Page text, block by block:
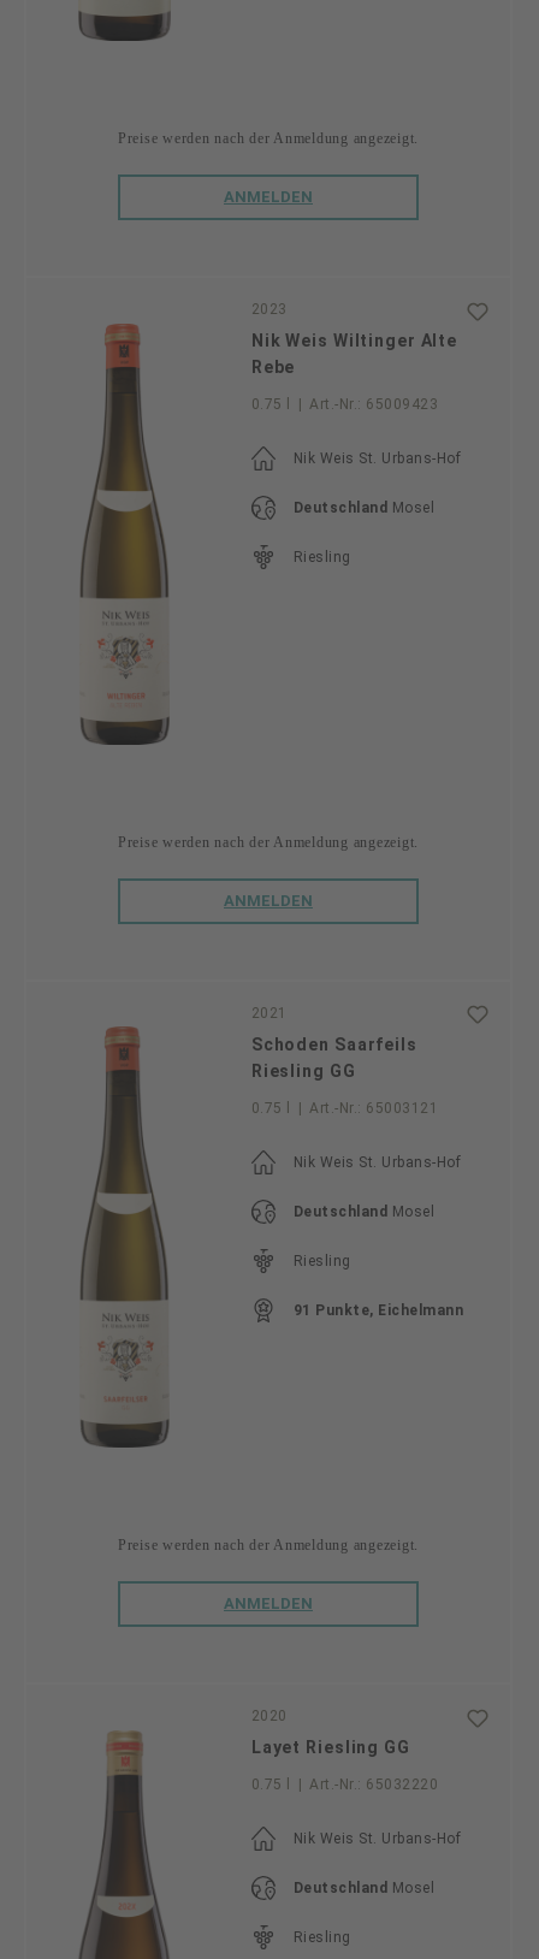
Preise werden nach der Anmeldung angezeigt.
ANMELDEN
2023
Nik Weis Wiltinger Alte
Rebe
0.75 l Art.-Nr.: 65009423
Nik Weis St. Urbans-Hof
Deutschland Mosel
Riesling
Preise werden nach der Anmeldung angezeigt.
ANMELDEN
2021
Schoden Saarfeils
Riesling GG
0.75 l | Art.-Nr.: 65003121
Nik Weis St. Urbans-Hof
Deutschland Mosel
Riesling
91 Punkte, Eichelmann
Preise werden nach der Anmeldung angezeigt.
ANMELDEN
2020
Layet Riesling GG
0.75 l Art.-Nr.: 65032220
Nik Weis St. Urbans-Hof
Deutschland Mosel
Riesling